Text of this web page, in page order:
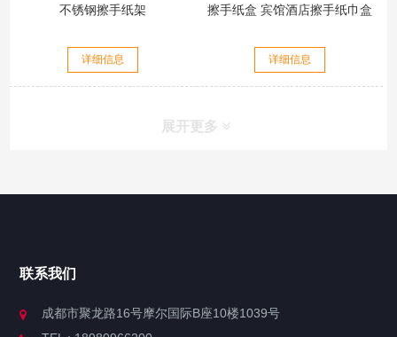
不锈钢擦手纸架
详细信息
擦手纸盒 宾馆酒店擦手纸巾盒
详细信息
展开更多
联系我们
成都市聚龙路16号摩尔国际B座10楼1039号